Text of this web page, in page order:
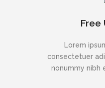
Free
Lorem
consectetuer
nonummy nibh